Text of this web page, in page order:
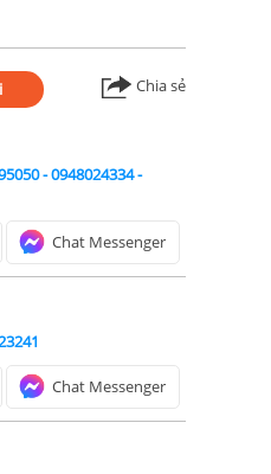
Chia sẻ
-0948024334-
Chat Messenger
Chat Messenger